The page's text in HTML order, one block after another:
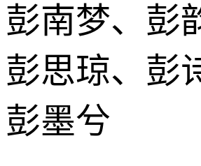
彭南梦、彭
彭思琼、彭
彭墨兮